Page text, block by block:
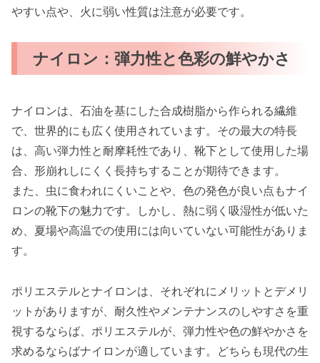
やすい点や、火に弱い性質は注意が必要です。
ナイロン：弾力性と色彩の鮮やかさ
ナイロンは、石油を基にした合成樹脂から作られる繊維
で、世界的にも広く使用されています。その最大の特長
は、高い弾力性と耐摩耗性であり、靴下として使用した場
合、形崩れしにくく長持ちすることが期待できます。
また、虫に食われにくいことや、色の発色が良い点もナイ
ロンの靴下の魅力です。しかし、熱に弱く吸湿性が低いた
め、夏場や高温での使用には向いていない可能性がありま
す。
ポリエステルとナイロンは、それぞれにメリットとデメリ
ットがありますが、耐久性やメンテナンスのしやすさを重
視するならば、ポリエステルが、弾力性や色の鮮やかさを
求めるならばナイロンが適しています。どちらも現代の生